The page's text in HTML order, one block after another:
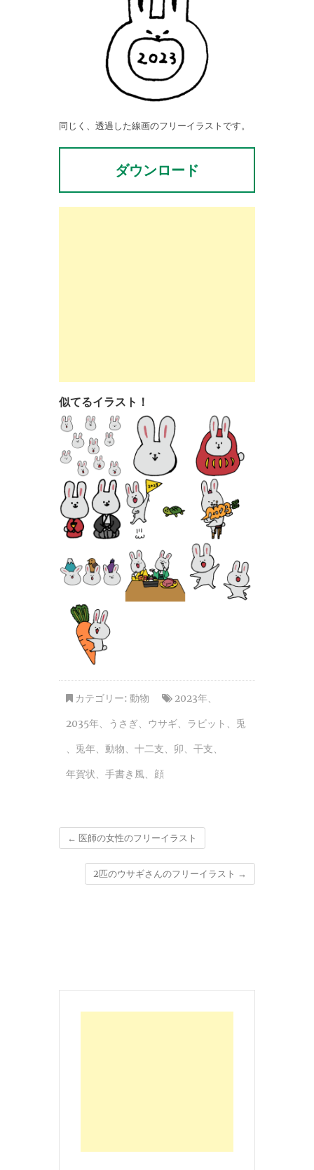
同じく、透過した線画のフリーイラストです。
ダウンロード
似てるイラスト！
カテゴリー: 動物 2023年、
2035年、 うさぎ、 ウサギ、 ラビット 、 兎
、 兎年、 動物、 十二支、 卯、 干支、
年賀状、 手書き風、 顔
← 医師の女性のフリーイラスト
2匹のウサギさんのフリーイラスト →